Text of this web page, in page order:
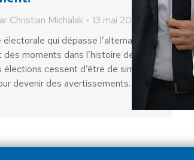
Christian Michalak
13 mai 2026
qui dépasse l’alternance
moments dans l’histoire des
cessent d’être de simples
devenir des avertissements. C’est